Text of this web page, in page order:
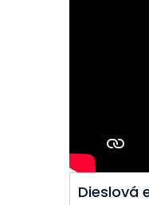
Dieslová